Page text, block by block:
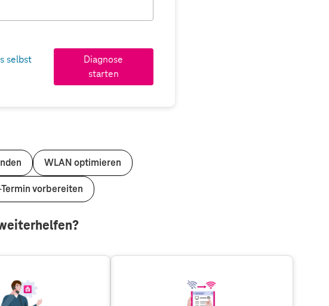
selbst
Diagnose
starten
WLAN optimieren
vorbereiten